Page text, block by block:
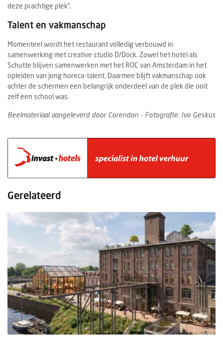
deze prachtige plek”.
Talent en vakmanschap
Momenteel wordt het restaurant volledig verbouwd in
samenwerking met creative studio D/Dock. Zowel het hotel als
Schutte blijven samenwerken met het ROC van Amsterdam in het
opleiden van jong horeca-talent. Daarmee blijft vakmanschap ook
achter de schermen een belangrijk onderdeel van de plek die ooit
zelf een school was.
Beelmateriaal aangeleverd door Corendon - Fotografie: Ivo Geskus
Gerelateerd